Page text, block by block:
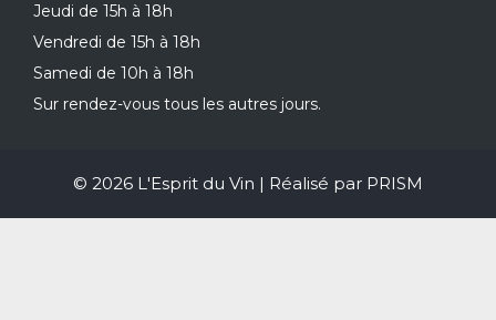
Jeudi de 15h à 18h
Vendredi de 15h à 18h
Samedi de 10h à 18h
Sur rendez-vous tous les autres jours.
© 2026 L'Esprit du Vin | Réalisé par PRISM